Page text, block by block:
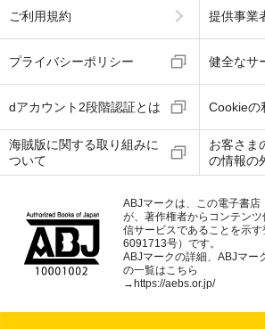
ご利用規約 提供事業
プライバシーポリシー 健全なサ
dアカウント2段階認証とは Cookieの
海賊版に関する取り組みに
ついて
お客さま
の情報の
ABJマークは、この電子書店
が、著作権者からコンテン
信サービスであることを示
6091713号）です。
ABJマークの詳細、ABJマー
の一覧はこちら
→https://aebs.or.jp/